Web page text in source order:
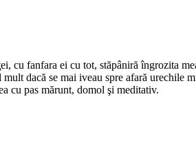
cu fanfara ei cu tot, stăpâniră îngrozita
dacă se mai iveau spre afară urechile
cu pas mărunt, domol şi meditativ.